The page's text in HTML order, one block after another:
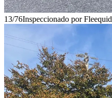
13/76Inspeccionado por Fleequid